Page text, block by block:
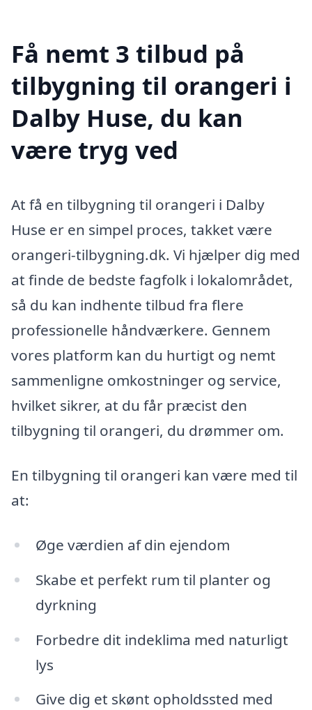
Få nemt 3 tilbud på
tilbygning til orangeri i
Dalby Huse, du kan
være tryg ved
At få en tilbygning til orangeri i Dalby
Huse er en simpel proces, takket være
orangeri-tilbygning.dk. Vi hjælper dig med
at finde de bedste fagfolk i lokalområdet,
så du kan indhente tilbud fra flere
professionelle håndværkere. Gennem
vores platform kan du hurtigt og nemt
sammenligne omkostninger og service,
hvilket sikrer, at du får præcist den
tilbygning til orangeri, du drømmer om.
En tilbygning til orangeri kan være med til
at:
Øge værdien af din ejendom
Skabe et perfekt rum til planter og
dyrkning
Forbedre dit indeklima med naturligt
lys
Give dig et skønt opholdssted med